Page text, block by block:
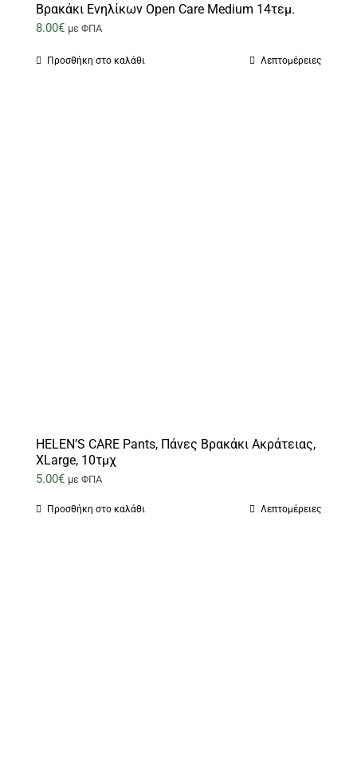
Βρακάκι Ενηλίκων Open Care Medium 14τεμ.
8.00€ με ΦΠΑ
Προσθήκη στο καλάθι Λεπτομέρειες
HELEN’S CARE Pants, Πάνες Βρακάκι Ακράτειας,
XLarge, 10τμχ
5.00€ με ΦΠΑ
Προσθήκη στο καλάθι Λεπτομέρειες